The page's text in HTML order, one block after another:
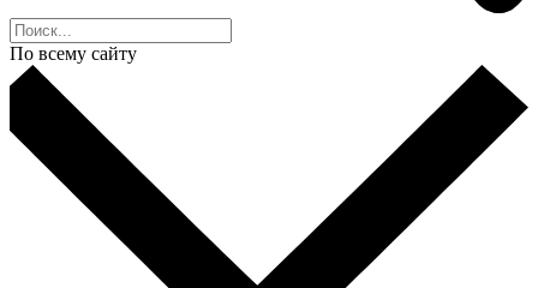
По всему сайту